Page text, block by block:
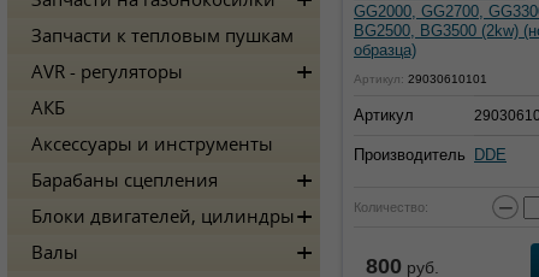
GG2000, GG2700,
BG2500, BG3500 (2kw)
образца)
Артикул: 29030610101
Артикул
Производитель DDE
Количество: −
800 руб.
Запчасти к тепловым пушкам
AVR - регуляторы
АКБ
Аксессуары и инструменты
Барабаны сцепления
Блоки двигателей, цилиндры
Валы